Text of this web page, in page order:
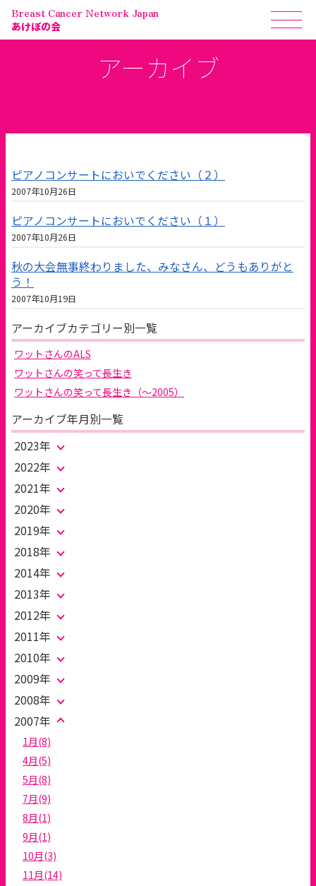
Breast Cancer Network Japan
あけぼの会
アーカイブ
ピアノコンサートにおいでください（２）
2007年10月26日
ピアノコンサートにおいでください（１）
2007年10月26日
秋の大会無事終わりました、みなさん、どうもありがと
う！
2007年10月19日
アーカイブカテゴリー別一覧
ワットさんのALS
ワットさんの笑って長生き
ワットさんの笑って長生き（～2005）
アーカイブ年月別一覧
2023年
2022年
2021年
2020年
2019年
2018年
2014年
2013年
2012年
2011年
2010年
2009年
2008年
2007年
1月(8)
4月(5)
5月(8)
7月(9)
8月(1)
9月(1)
10月(3)
11月(14)